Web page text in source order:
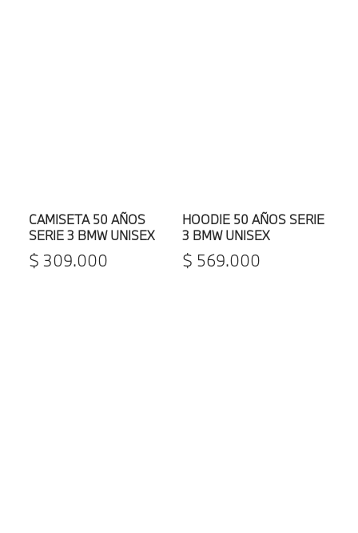
CAMISETA 50 AÑOS
SERIE 3 BMW UNISEX
$ 309.000
HOODIE 50 AÑOS SERIE
3 BMW UNISEX
$ 569.000